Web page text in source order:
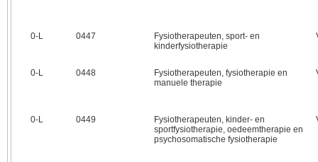
0‑L 0447
Fysiotherapeuten, sport- en
kinderfysiotherapie
0‑L 0448
Fysiotherapeuten, fysiotherapie en
manuele therapie
0‑L 0449
Fysiotherapeuten, kinder- en
sportfysiotherapie, oedeemtherapie en
psychosomatische fysiotherapie